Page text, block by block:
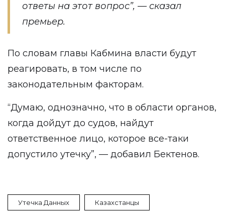
ответы на этот вопрос”, — сказал
премьер.
По словам главы Кабмина власти будут
реагировать, в том числе по
законодательным факторам.
“Думаю, однозначно, что в области органов,
когда дойдут до судов, найдут
ответственное лицо, которое все-таки
допустило утечку”, — добавил Бектенов.
Утечка Данных Казахстанцы